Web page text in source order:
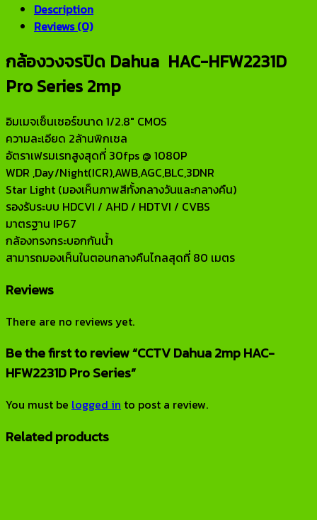
Description
Reviews (0)
กล้องวงจรปิด Dahua HAC-HFW2231D
Pro Series 2mp
อิมเมจเซ็นเซอร์ขนาด 1/2.8″ CMOS
ความละเอียด 2ล้านพิกเซล
อัตราเฟรมเรทสูงสุดที่ 30fps @ 1080P
WDR ,Day/Night(ICR),AWB,AGC,BLC,3DNR
Star Light (มองเห็นภาพสีทั้งกลางวันและกลางคืน)
รองรับระบบ HDCVI / AHD / HDTVI / CVBS
มาตรฐาน IP67
กล้องทรงกระบอกกันน้ำ
สามารถมองเห็นในตอนกลางคืนไกลสุดที่ 80 เมตร
Reviews
There are no reviews yet.
Be the first to review “CCTV Dahua 2mp HAC-
HFW2231D Pro Series”
You must be logged in to post a review.
Related products